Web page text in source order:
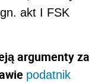
akt I FSK
argumenty za
podatnik